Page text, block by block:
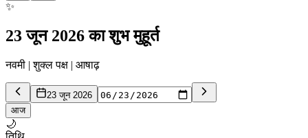
✨
23 जून 2026 का शुभ मुहूर्त
नवमी | शुक्ल पक्ष | आषाढ़
23 जून 2026
आज
🌙